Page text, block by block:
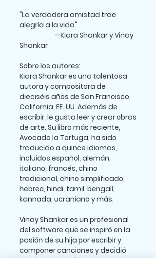
"La verdadera amistad trae
alegría a la vida"
—Kiara Shankar y Vinay
Shankar
Sobre los autores:
Kiara Shankares una talentosa
autora y compositora de
dieciséis años de San Francisco,
California, EE. UU. Además de
escribir, le gusta leer y crear obras
de arte. Su libro más reciente,
Avocado la Tortuga, ha sido
traducido a quince idiomas,
incluidos español, alemán,
italiano, francés, chino
tradicional, chino simplificado,
hebreo, hindi, tamil, bengalí,
kannada, ucraniano y más.
Vinay Shankares un profesional
del software que se inspiró en la
pasión de su hija por escribir y
componer canciones y decidió
colaborar con ella. ¡Juntos, sus